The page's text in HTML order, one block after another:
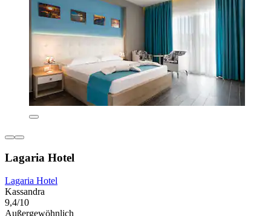
Lagaria Hotel
Lagaria Hotel
Kassandra
9,4/10
Außergewöhnlich